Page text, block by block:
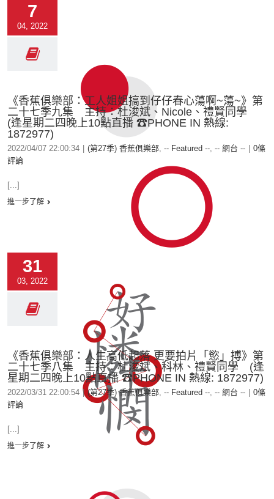
7
04, 2022
《香蕉俱樂部：工人姐姐搞到仔仔春心蕩啊~蕩~》第
二十七季九集 主持：杜浚斌、Nicole、禮賢同學
(逢星期二四晚上10點直播 ☎PHONE IN 熱線:
1872977)
2022/04/07 22:00:34 (第27季) 香蕉俱樂部, -- Featured --, -- 網台 --
0條
評論
[...]
進一步了解
31
03, 2022
《香蕉俱樂部：人生高低起落 更要拍片「慾」搏》第
二十七季八集 主持：杜浚斌、科林、禮賢同學 (逢
星期二四晚上10點直播 ☎PHONE IN 熱線: 1872977)
2022/03/31 22:00:54 | (第27季) 香蕉俱樂部, -- Featured --, -- 網台 --
0條
評論
[...]
進一步了解